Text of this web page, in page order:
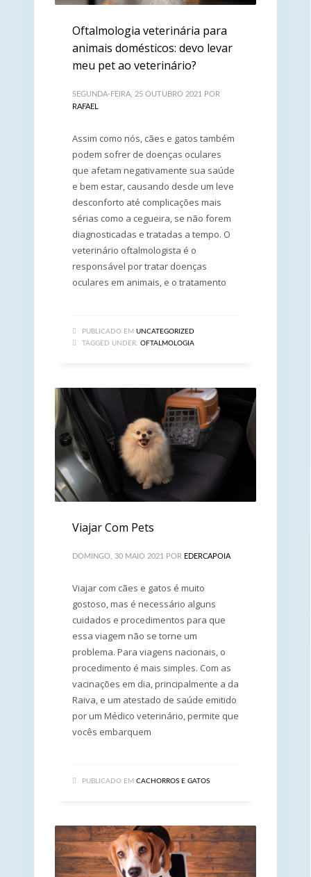
Oftalmologia veterinária para
animais domésticos: devo levar
meu pet ao veterinário?
SEGUNDA-FEIRA, 25 OUTUBRO 2021 POR
RAFAEL
Assim como nós, cães e gatos também
podem sofrer de doenças oculares
que afetam negativamente sua saúde
e bem estar, causando desde um leve
desconforto até complicações mais
sérias como a cegueira, se não forem
diagnosticadas e tratadas a tempo. O
veterinário oftalmologista é o
responsável por tratar doenças
oculares em animais, e o tratamento
PUBLICADO EM UNCATEGORIZED
TAGGED UNDER: OFTALMOLOGIA
Viajar Com Pets
DOMINGO, 30 MAIO 2021 POR EDERCAPOIA
Viajar com cães e gatos é muito
gostoso, mas é necessário alguns
cuidados e procedimentos para que
essa viagem não se torne um
problema. Para viagens nacionais, o
procedimento é mais simples. Com as
vacinações em dia, principalmente a da
Raiva, e um atestado de saúde emitido
por um Médico veterinário, permite que
vocês embarquem
PUBLICADO EM CACHORROS E GATOS